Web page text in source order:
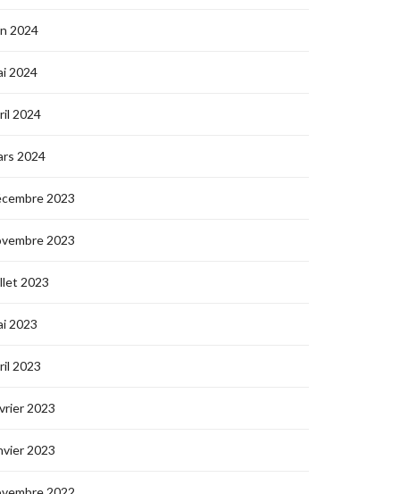
2024
2024
2024
2024
2023
2023
2023
2023
2023
2023
2023